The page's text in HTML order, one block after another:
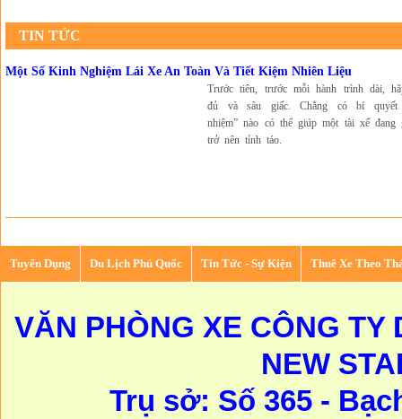
TIN TỨC
Một Số Kinh Nghiệm Lái Xe An Toàn Và Tiết Kiệm Nhiên Liệu
Trước tiên, trước mỗi hành trình dài,
đủ và sâu giấc. Chẳng có bí quyết
nhiệm” nào có thể giúp một tài xế đang
trở nên tỉnh táo.
Tuyển Dụng Du Lịch Phú Quốc Tin Tức - Sự Kiện Thuê Xe Theo
VĂN PHÒNG XE CÔNG TY
NEW
Trụ sở: Số 365 -